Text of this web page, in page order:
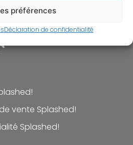
préférences
Déclaration de confidentialité
vente Splashed!
Splashed!